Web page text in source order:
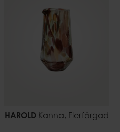
Stengods
EAN-kod
7332793198439
HAROLD Kanna, Flerfärgad